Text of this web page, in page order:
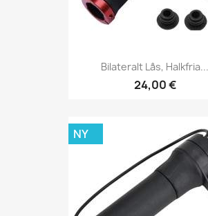
Bilateralt Lås, Halkfria...
24,00 €
NY